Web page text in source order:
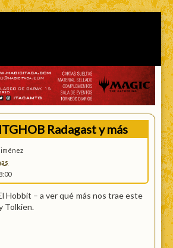
Radagast y más
Hobbit – a ver qué más nos trae este
Tolkien.